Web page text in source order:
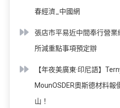
春經濟_中國網
張店市平易近中間奉行營
所減重點事項預定辦
【年夜美廣東·印尼語】
MounOSDER奧斯德材料
山！